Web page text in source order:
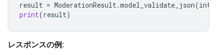
result = ModerationResult.model_validate_json(
print(result)
レスポンスの例: